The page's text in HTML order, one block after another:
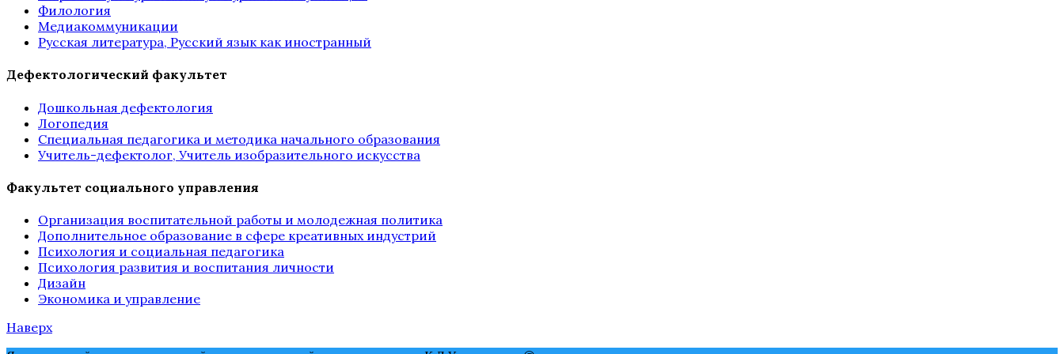
Филология
Медиакоммуникации
Русская литература, Русский язык как иностранный
Дефектологический факультет
Дошкольная дефектология
Логопедия
Специальная педагогика и методика начального образования
Учитель-дефектолог, Учитель изобразительного искусства
Факультет социального управления
Организация воспитательной работы и молодежная политика
Дополнительное образование в сфере креативных индустрий
Психология и социальная педагогика
Психология развития и воспитания личности
Дизайн
Экономика и управление
Наверх